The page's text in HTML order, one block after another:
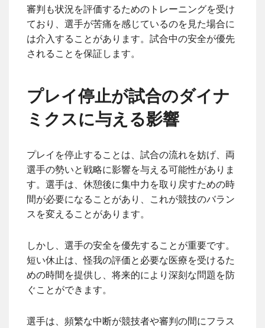
審判も状況を評価するためのトレーニングを受け
ており、選手が苦痛を感じているのを見た場合に
は介入することがあります。試合中の安全が優先
されることを保証します。
プレイ停止が試合のダイナ
ミクスに与える影響
プレイを停止することは、試合の流れを妨げ、両
選手の勢いと戦略に影響を与える可能性がありま
す。選手は、休憩後に集中力を取り戻すための時
間が必要になることがあり、これが競技のバラン
スを変えることがあります。
しかし、選手の安全を優先することが重要です。
短い休止は、怪我の評価と必要な医療を受けるた
めの時間を提供し、将来的により深刻な問題を防
ぐことができます。
選手は、頻繁な中断が競技者や審判の間にフラス